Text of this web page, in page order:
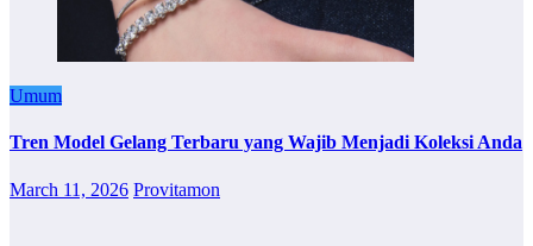
Umum
Tren Model Gelang Terbaru yang Wajib Menjadi Koleksi Anda
March 11, 2026 Provitamon